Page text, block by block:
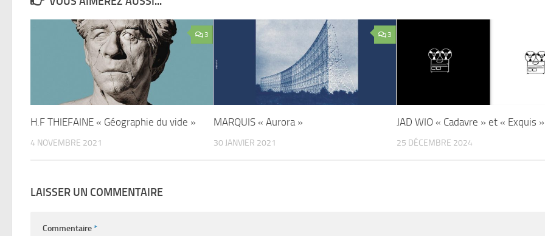
3
H.F THIEFAINE « Géographie du vide »
4 NOVEMBRE 2021
3
MARQUIS « Aurora »
30 JANVIER 2021
JAD WIO « Cadavre » et « Exquis »
25 DÉCEMBRE 2024
LAISSER UN COMMENTAIRE
Commentaire*